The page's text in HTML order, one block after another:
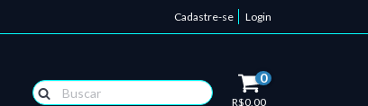
Cadastre-se Login
0
R$0,00